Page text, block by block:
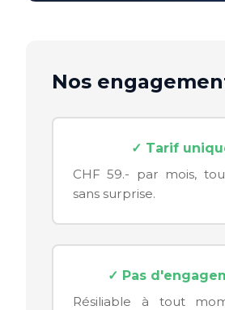
Nos
✓ Tarif
CHF 59.- par mois,
sans surprise.
✓ Pas
Résiliable à tout